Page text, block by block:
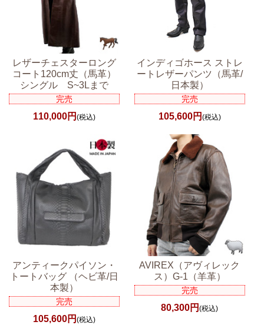
レザーチェスターロング
コート120cm丈（馬革）
シングル S~3Lまで
完売
110,000円(税込)
インディゴホース ストレ
ートレザーパンツ（馬革/
日本製）
完売
105,600円 (税込)
アンティークパイソン・
トートバッグ （ヘビ革/日
本製）
完売
105,600円(税込)
AVIREX（アヴィレック
ス）G-1（羊革）
完売
80,300円(税込)